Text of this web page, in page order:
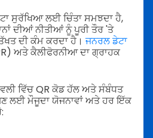
ਸੁਰੱਖਿਆ ਲਈ ਚਿੰਤਾ ਸਮਝਦਾ ਹੈ,
ਦੀਆਂ ਨੀਤੀਆਂ ਨੂੰ ਪੂਰੀ ਤੌਰ 'ਤੇ
ਤੱਖਤ ਦੀ ਕੰਮ ਕਰਦਾ ਹੈ।ਜਨਰਲ ਡੇਟਾ
ਅਤੇ ਕੈਲੀਫੋਰਨੀਆ ਦਾ ਗ੍ਰਾਹਕ
ਵਿੱਚ QR ਕੋਡ ਹੱਲ ਅਤੇ ਸੰਬੰਧਤ
ਲਈ ਮੌਜੂਦਾ ਯੋਜਨਾਵਾਂ ਅਤੇ ਹਰ ਇੱਕ